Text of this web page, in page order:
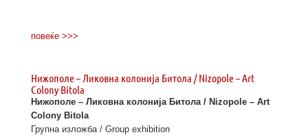
повеќе >>>
Нижополе – Ликовна колонија Битола / Nizopole – Art
Colony Bitola
Нижополе – Ликовна колонија Битола / Nizopole – Art
Colony Bitola
Групна изложба / Group exhibition